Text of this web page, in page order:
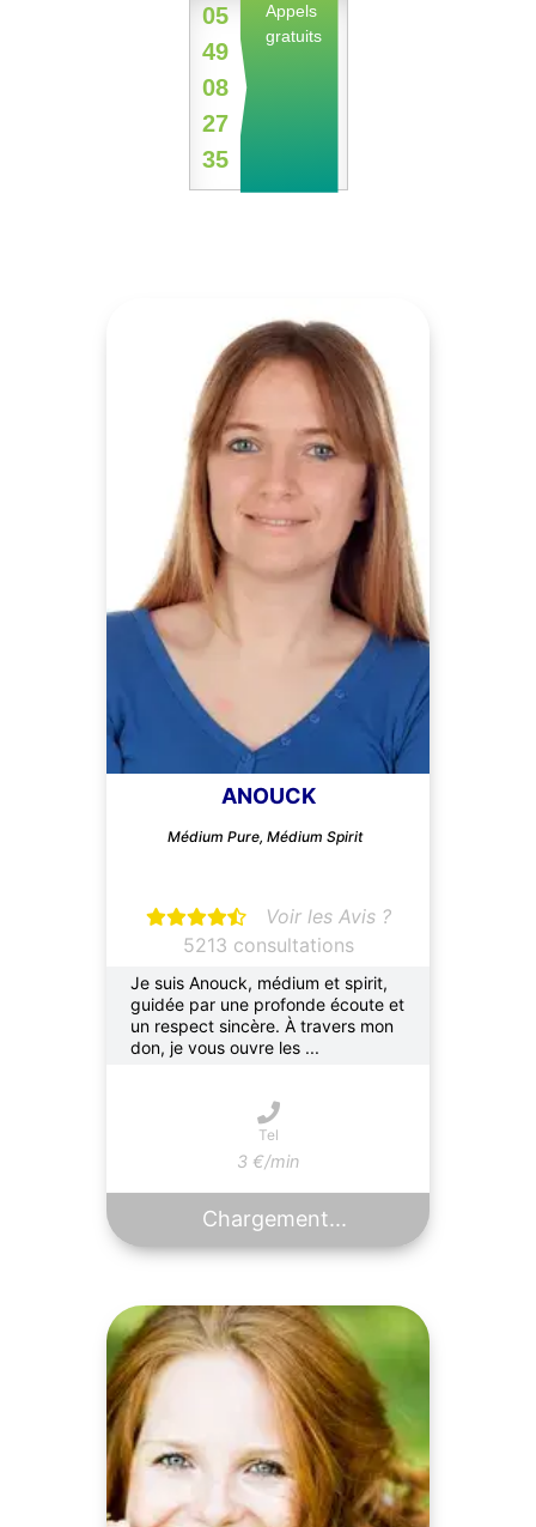
05
49
08
27
35
Appels
gratuits
ANOUCK
Médium Pure, Médium Spirit
Voir les Avis ?
5213 consultations
Je suis Anouck, médium et spirit,
guidée par une profonde écoute et
un respect sincère. À travers mon
don, je vous ouvre les ...
Tel
3 €/min
Chargement...